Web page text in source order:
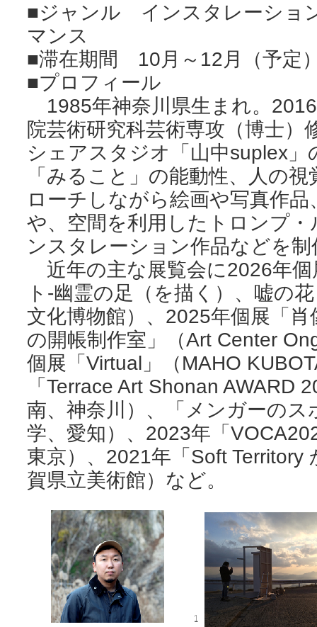
■ジャンル インスタレーショ
マンス
■滞在期間 10月～12月（予定
■プロフィール
1985年神奈川県生まれ。
院芸術研究科芸術専攻（博士）
シェアスタジオ「山中suplex」
「みること」の能動性、人の
ローチしながら絵画や写真作
や、空間を利用したトロンプ
ンスタレーション作品などを制
近年の主な展覧会に2026年
ト-幽霊の足（を描く）、嘘の
文化博物館）、2025年個展「
の開帳制作室」（Art Center
個展「Virtual」（MAHO
「Terrace Art Shonan AWARD
南、神奈川）、「メンガーのス
学、愛知）、2023年「
東京）、2021年「Soft Territory
賀県立美術館）など。